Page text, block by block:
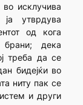
исклучива
утврдува
од кога
дека
треба да се
бидејќи во
ниту пак се
и други